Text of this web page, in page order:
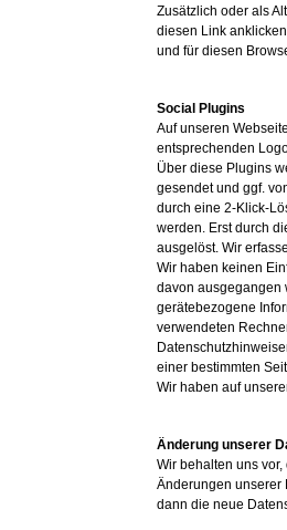
Zusätzlich oder als
diesen Link
und für diesen
Social Plugins
Auf unseren
entsprechenden
Über diese Plugins
gesendet und ggf.
durch eine 2-Klick-
werden. Erst durch
ausgelöst. Wir
Wir haben keinen
davon ausgegangen
gerätebezogene
verwendeten
einer bestimmten
Wir haben auf
Änderung unserer
Wir behalten uns
Änderungen unserer
dann die neue